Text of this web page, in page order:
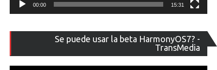
00:00 15:31
Se puede usar la beta HarmonyOS7? -
TransMedia
de